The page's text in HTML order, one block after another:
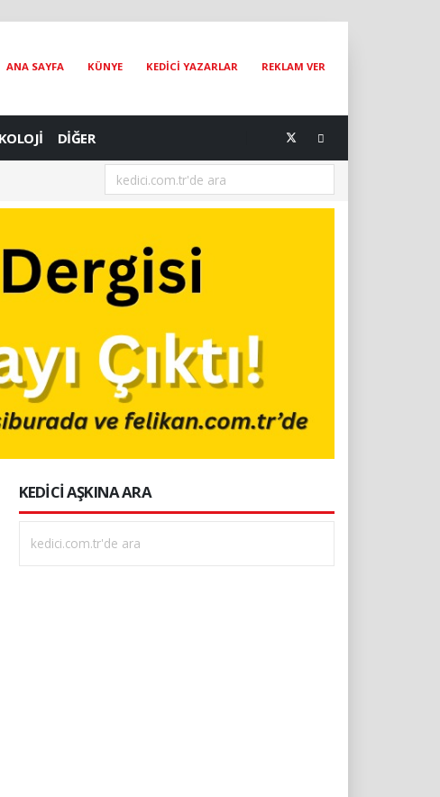
ANA SAYFA KÜNYE KEDİCİ YAZARLAR REKLAM VER
DİĞER
[05.08.2026] Bir Hayat Kurtarmak Bir Hayat Kurtarmaktır
KEDİCİ AŞKINA ARA